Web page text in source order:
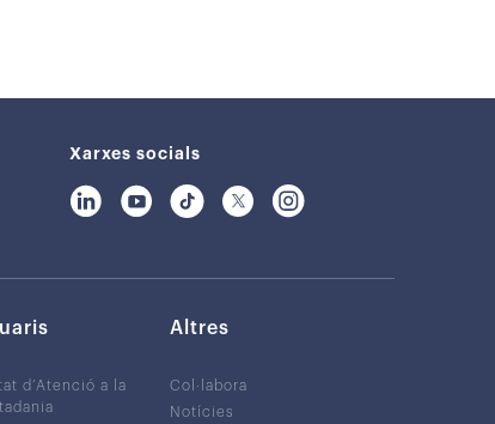
Xarxes socials
d’Atenció a la
Altres
Col·labora
Notícies